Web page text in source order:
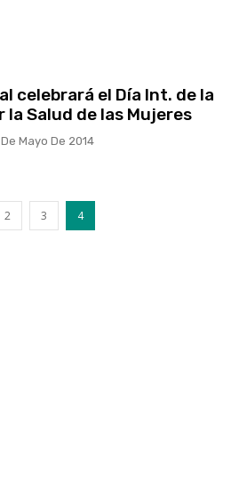
celebrará el Día Int. de la
la Salud de las Mujeres
Mayo De 2014
2 3 4